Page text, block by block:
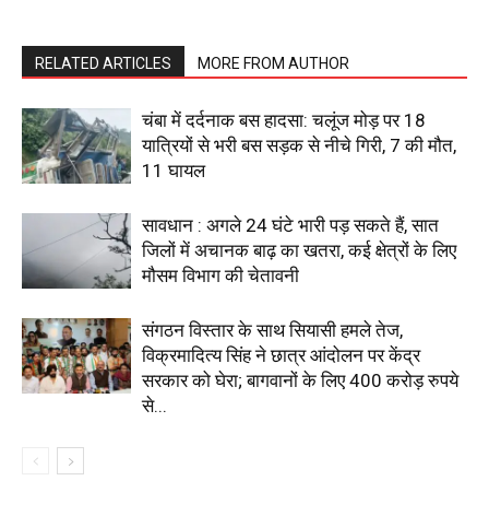
About
Contact us
Subscription Plans
My account
RELATED ARTICLES MORE FROM AUTHOR
चंबा में दर्दनाक बस हादसा: चलूंज मोड़ पर 18
यात्रियों से भरी बस सड़क से नीचे गिरी, 7 की मौत,
11 घायल
सावधान : अगले 24 घंटे भारी पड़ सकते हैं, सात
जिलों में अचानक बाढ़ का खतरा, कई क्षेत्रों के लिए
मौसम विभाग की चेतावनी
संगठन विस्तार के साथ सियासी हमले तेज,
विक्रमादित्य सिंह ने छात्र आंदोलन पर केंद्र
सरकार को घेरा; बागवानों के लिए 400 करोड़ रुपये
से...